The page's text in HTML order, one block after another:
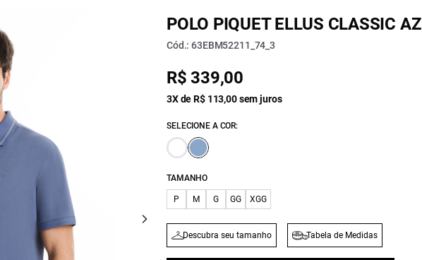
POLO PIQUET ELLUS CLASSIC
Cód.: 63EBM52211_74_3
R$ 339,00
3X de R$ 113,00 sem juros
SELECIONE A COR:
TAMANHO
P M G GG XGG
Descubra seu tamanho Tabela de Medidas